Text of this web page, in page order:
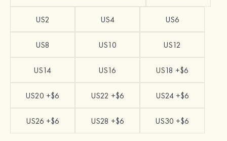
US2 US4 US6
US8 US10 US12
US14 US16 US18 +$6
US20 +$6 US22 +$6 US24 +$6
US26 +$6 US28 +$6 US30 +$6